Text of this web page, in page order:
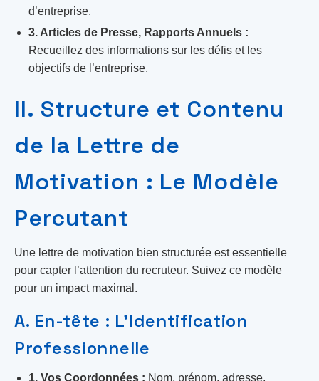
d’entreprise.
3. Articles de Presse, Rapports Annuels :
Recueillez des informations sur les défis et les
objectifs de l’entreprise.
II. Structure et Contenu
de la Lettre de
Motivation : Le Modèle
Percutant
Une lettre de motivation bien structurée est essentielle
pour capter l’attention du recruteur. Suivez ce modèle
pour un impact maximal.
A. En-tête : L’Identification
Professionnelle
1. Vos Coordonnées : Nom, prénom, adresse,